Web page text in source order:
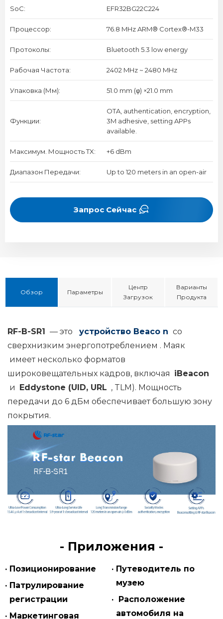
SoC: EFR32BG22C224
Процессор: 76.8 MHz ARM® Cortex®-M33
Протоколы: Bluetooth 5.3 low energy
Рабочая Частота: 2402 MHz ~ 2480 MHz
Упаковка (мм): 51.0 mm (φ) ×21.0 mm
Функции:
OTA, authentication, encryption,
3M adhesive, setting APPs
available.
Максимум. Мощность TX: +6 dBm
Диапазон Передачи: Up to 120 meters in an open-air
Запрос Сейчас
Обзор Параметры
Центр
Загрузок
Варианты
Продукта
RF-B-SR1 — это устройство Beaco n со
сверхнизким энергопотреблением . Маяк
имеет несколько форматов
широковещательных кадров, включая iBeacon
и Eddystone (UID, URL , TLM). Мощность
передачи до 6 дБм обеспечивает большую зону
покрытия.
- Приложения -
· Позиционирование
· Патрулирование
регистрации
· Маркетинговая
· Путеводитель по
музею
· Расположение
автомобиля на